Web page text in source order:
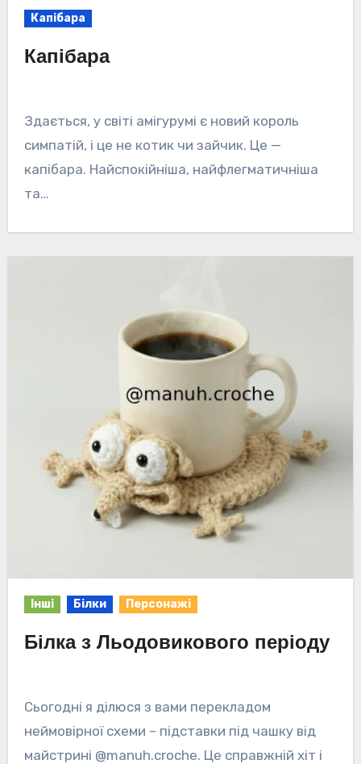
Капібара
Капібара
Здається, у світі амігурумі є новий король
симпатій, і це не котик чи зайчик. Це —
капібара. Найспокійніша, найфлегматичніша
та…
Інші Білки Персонажі
Білка з Льодовикового періоду
Сьогодні я ділюся з вами перекладом
неймовірної схеми – підставки під чашку від
майстрині @manuh.croche. Це справжній хіт і